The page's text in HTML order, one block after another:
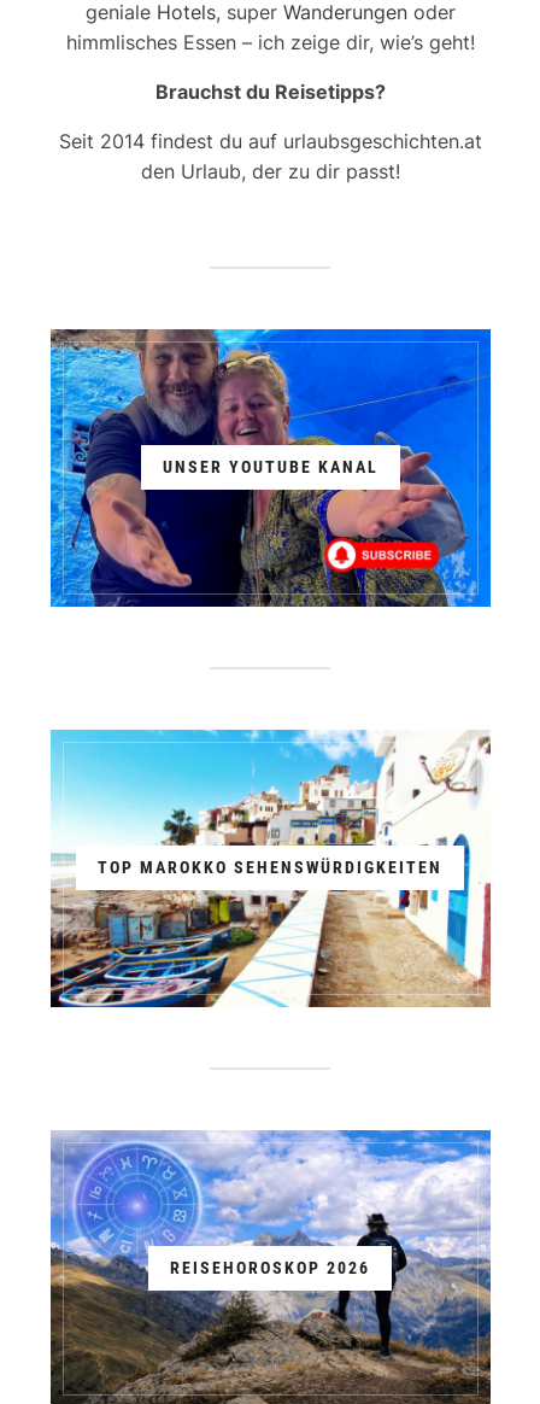
geniale Hotels, super Wanderungenoder
himmlisches Essen – ich zeige dir, wie’s geht!
Brauchst du Reisetipps?
Seit 2014 findest du auf urlaubsgeschichten.at
den Urlaub, der zu dir passt!
UNSER YOUTUBE KANAL
TOP MAROKKO SEHENSWÜRDIGKEITEN
REISEHOROSKOP 2026